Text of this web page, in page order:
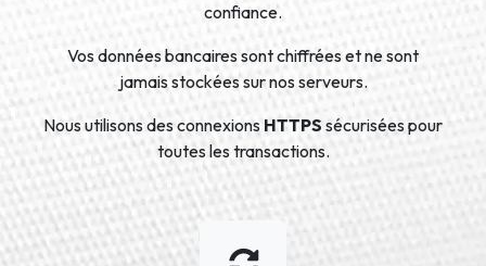
confiance.
Vos données bancaires sont chiffrées et ne sont
jamais stockées sur nos serveurs.
Nous utilisons des connexions HTTPS sécurisées pour
toutes les transactions.